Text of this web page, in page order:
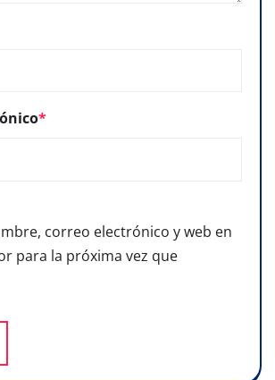
*
correo electrónico y web en
para la próxima vez que